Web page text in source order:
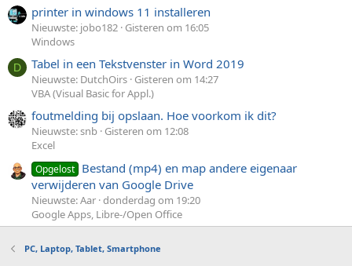
printer in windows 11 installeren
Nieuwste: jobo182 Gisteren om 16:05
Windows
D Tabel in een Tekstvenster in Word 2019
Nieuwste: DutchOirs Gisteren om 14:27
VBA (Visual Basic for Appl.)
foutmelding bij opslaan. Hoe voorkom ik dit?
Nieuwste: snb Gisteren om 12:08
Excel
Opgelost Bestand (mp4) en map andere eigenaar
verwijderen van Google Drive
Nieuwste: Aar donderdag om 19:20
Google Apps, Libre-/Open Office
PC, Laptop, Tablet, Smartphone